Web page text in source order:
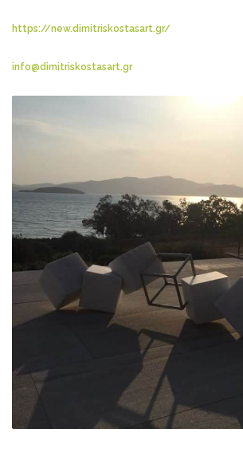
https://new.dimitriskostasart.gr/
info@dimitriskostasart.gr